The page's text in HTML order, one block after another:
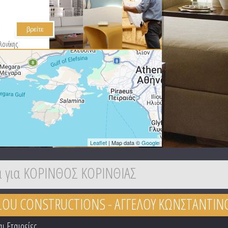
7
Leaflet | Map data ©Google
για ΚΟΡΙΝΘΟΣ ΚΟΡΙΝΘΙΑΣ
CONSTRUCTIONS - ΑΓΓΕΛΟΥ